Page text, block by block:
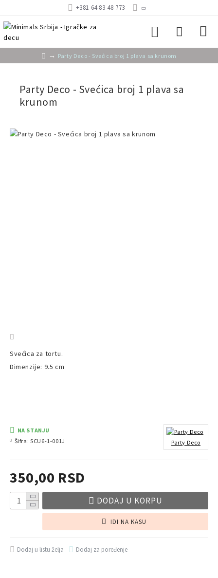
+381 64 83 48 773
Party Deco - Svećica broj 1 plava sa krunom
Party Deco - Svećica broj 1 plava sa
krunom
Svećica za tortu.
Dimenzije: 9.5 cm
350,00 RSD
NA STANJU
Šifra: SCU6-1-001J Party Deco
DODAJ U KORPU
IDI NA KASU
Dodaj u listu želja Dodaj za poređenje